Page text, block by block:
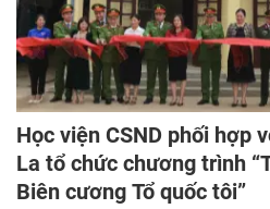
Học viện CSND phối hợp
La tổ chức chương trình
Biên cương Tổ quốc tôi”